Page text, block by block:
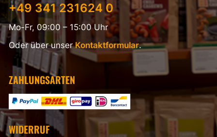
+49 341 231624 0
Mo-Fr, 09:00 – 15:00 Uhr
Oder über unserKontaktformular.
ZAHLUNGSARTEN
WIDERRUF